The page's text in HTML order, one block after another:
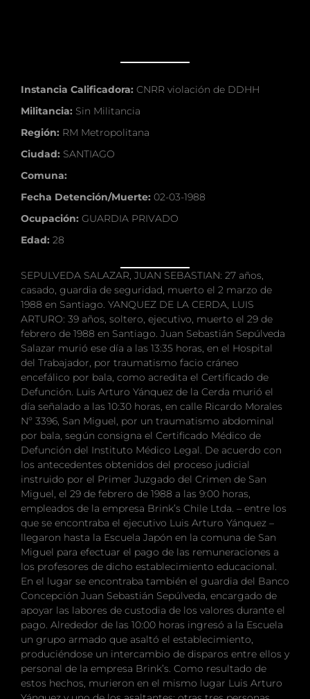
Instancia Calificadora: CNRR violación de DDHH
Militancia: Sin Militancia
Región: RM Metropolitana
Ciudad: SANTIAGO
Comuna:
Fecha Detención/Muerte: 02-03-1988
Ocupación: GUARDIA PRIVADO
Edad: 28
SEPULVEDA SALAZAR, JUAN SEBASTIAN: 27 años,
casado, guardia de seguridad, muerto el 2 marzo de
1988 en Santiago. YANQUEZ DE LA CERDA, LUIS
ARTURO: 39 años, soltero, ejecutivo, muerto el 29 de
febrero de 1988 en Santiago. Juan Sebastián Sepúlveda
Salazar murió ese día a las 13:35 horas, en el Hospital
del Trabajador, por traumatismo facio cráneo
encefálico por bala, como acredita el Certificado de
Defunción. Luis Arturo Yánquez de la Cerda murió el
día señalado a las 10:30 horas, en calle Ricardo Morales
Nº 3396, San Miguel, por un traumatismo abdominal
por bala, según consigna el Certificado Médico de
Defunción del Instituto Médico Legal. De acuerdo con
los antecedentes obtenidos del proceso judicial
instruido por el Primer Juzgado del Crimen de San
Miguel, el 29 de febrero de 1988 a las 9:00 horas,
empleados de la empresa Brink’s Chile Ltda. – entre los
que se encontraba el ejecutivo Luis Arturo Yánquez –
llegaron hasta la Escuela Japón en la comuna de San
Miguel para efectuar el pago de las remuneraciones a
los profesores de dicho establecimiento educacional.
En el lugar se encontraba también el guardia del Banco
Concepción Juan Sebastián Sepúlveda, encargado de
apoyar las labores de custodia de los valores durante el
pago. Alrededor de las 10:00 horas ingresó a la Escuela
un grupo armado que asaltó el establecimiento,
produciéndose un intercambio de disparos entre ellos y
personal de la empresa Brink’s. Como resultado de
estos hechos, murieron en el mismo lugar Luis Arturo